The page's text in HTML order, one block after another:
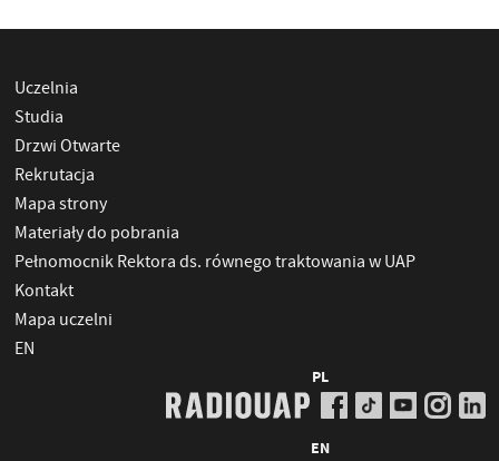
Uczelnia
Studia
Drzwi Otwarte
Rekrutacja
Mapa strony
Materiały do pobrania
Pełnomocnik Rektora ds. równego traktowania w UAP
Kontakt
Mapa uczelni
EN
PL
EN